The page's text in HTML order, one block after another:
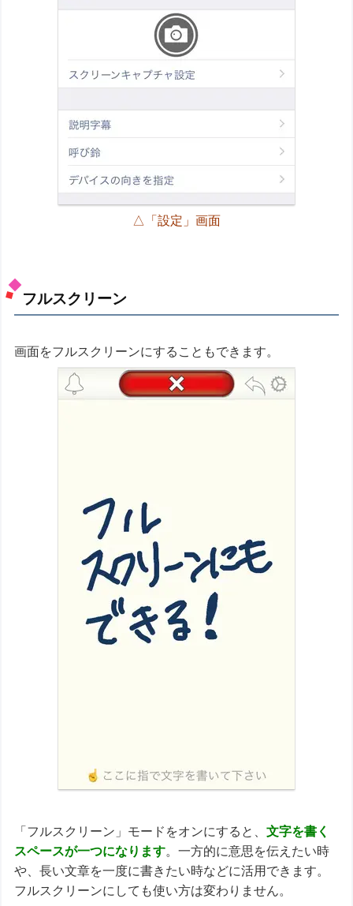
△「設定」画面
フルスクリーン
画面をフルスクリーンにすることもできます。
「フルスクリーン」モードをオンにすると、文字を書く
スペースが一つになります。一方的に意思を伝えたい時
や、長い文章を一度に書きたい時などに活用できます。
フルスクリーンにしても使い方は変わりません。